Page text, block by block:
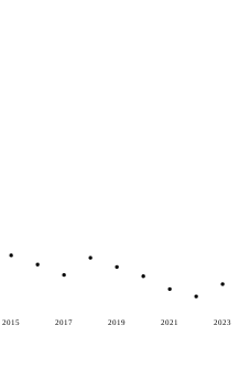
2015 2017 2019 2021 2023